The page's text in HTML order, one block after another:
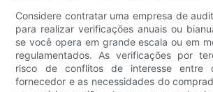
Considere contratar uma empresa de
para realizar verificações anuais ou
se você opera em grande escala ou em
regulamentados. As verificações por
risco de conflitos de interesse entre
fornecedor e as necessidades do